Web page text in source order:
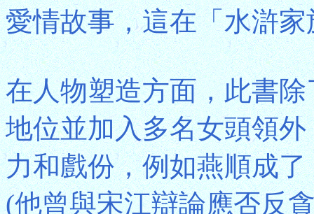
愛情故事，這在「水滸
在人物塑造方面，此書
地位並加入多名女頭領
力和戲份，例如燕順成
(他曾與宋江辯論應否反